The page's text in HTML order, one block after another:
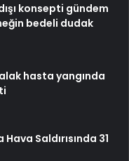
konsepti gündem
bedeli dudak
hasta yangında
Saldırısında 31